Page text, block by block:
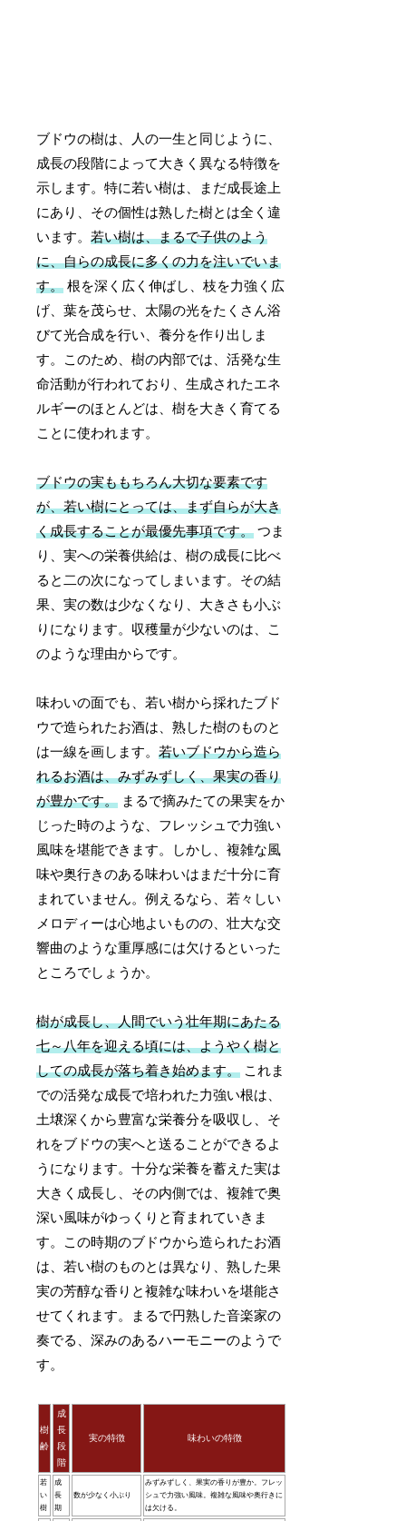
ブドウの樹は、人の一生と同じように、
成長の段階によって大きく異なる特徴を
示します。特に若い樹は、まだ成長途上
にあり、その個性は熟した樹とは全く違
います。若い樹は、まるで子供のよう
に、自らの成長に多くの力を注いでいま
す。 根を深く広く伸ばし、枝を力強く広
げ、葉を茂らせ、太陽の光をたくさん浴
びて光合成を行い、養分を作り出しま
す。このため、樹の内部では、活発な生
命活動が行われており、生成されたエネ
ルギーのほとんどは、樹を大きく育てる
ことに使われます。
ブドウの実ももちろん大切な要素です
が、若い樹にとっては、まず自らが大き
く成長することが最優先事項です。 つま
り、実への栄養供給は、樹の成長に比べ
ると二の次になってしまいます。その結
果、実の数は少なくなり、大きさも小ぶ
りになります。収穫量が少ないのは、こ
のような理由からです。
味わいの面でも、若い樹から採れたブド
ウで造られたお酒は、熟した樹のものと
は一線を画します。若いブドウから造ら
れるお酒は、みずみずしく、果実の香り
が豊かです。 まるで摘みたての果実をか
じった時のような、フレッシュで力強い
風味を堪能できます。しかし、複雑な風
味や奥行きのある味わいはまだ十分に育
まれていません。例えるなら、若々しい
メロディーは心地よいものの、壮大な交
響曲のような重厚感には欠けるといった
ところでしょうか。
樹が成長し、人間でいう壮年期にあたる
七～八年を迎える頃には、ようやく樹と
しての成長が落ち着き始めます。 これま
での活発な成長で培われた力強い根は、
土壌深くから豊富な栄養分を吸収し、そ
れをブドウの実へと送ることができるよ
うになります。十分な栄養を蓄えた実は
大きく成長し、その内側では、複雑で奥
深い風味がゆっくりと育まれていきま
す。この時期のブドウから造られたお酒
は、若い樹のものとは異なり、熟した果
実の芳醇な香りと複雑な味わいを堪能さ
せてくれます。まるで円熟した音楽家の
奏でる、深みのあるハーモニーのようで
す。
樹
齢
成
長
段
階
実の特徴 味わいの特徴
若
い
樹
成
長
期
数が少なく小ぶり
みずみずしく、果実の香りが豊か。フレッ
シュで力強い風味。複雑な風味や奥行きに
は欠ける。